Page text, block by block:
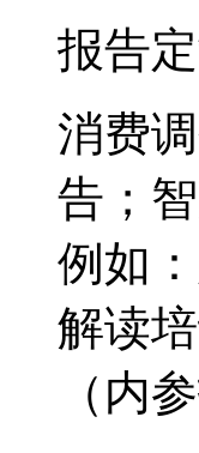
报告
消费
告；
例如
解读
（内